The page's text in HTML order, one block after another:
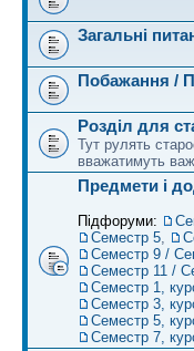
Загальні
Побажання /
Розділ для
Тут рулять
вважатимуть
Предмети і
Підфоруми:
Семестр 5,
Семестр 9 /
Семестр 11 /
Семестр 1,
Семестр 3,
Семестр 5,
Семестр 7,